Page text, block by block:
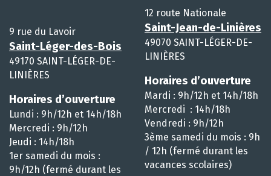
9 rue du Lavoir
Saint-Léger-des-Bois
49170 SAINT-LÉGER-DE-
LINIÈRES
Horaires d’ouverture
Lundi : 9h/12h et 14h/18h
Mercredi : 9h/12h
Jeudi : 14h/18h
1er samedi du mois :
9h/12h (fermé durant les
12 route Nationale
Saint-Jean-de-Linières
49070 SAINT-LÉGER-DE-
LINIÈRES
Horaires d’ouverture
Mardi : 9h/12h et 14h/18h
Mercredi : 14h/18h
Vendredi : 9h/12h
3ème samedi du mois : 9h
/ 12h (fermé durant les
vacances scolaires)